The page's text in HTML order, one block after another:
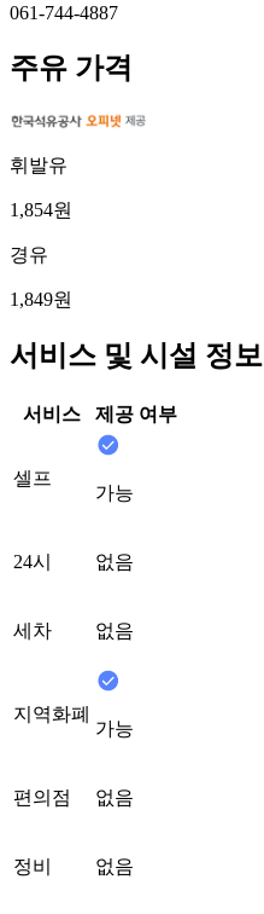
061-744-4887
주유 가격
휘발유
1,854원
경유
1,849원
서비스 및 시설 정보
서비스 제공 여부
셀프
가능
24시 없음
세차 없음
지역화폐
가능
편의점 없음
정비 없음